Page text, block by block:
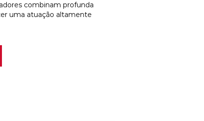
combinam profunda
uma atuação altamente